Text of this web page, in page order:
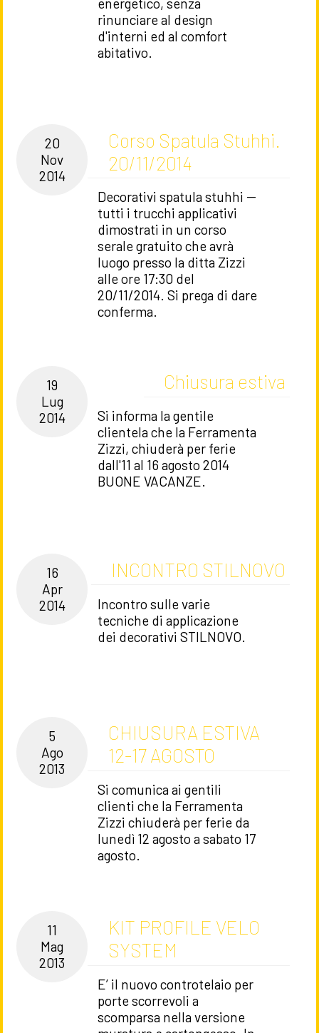
rinunciare al design
d'interni ed al comfort
abitativo.
20
Nov
2014
Corso Spatula Stuhhi.
20/11/2014
Decorativi spatula stuhhi --
tutti i trucchi applicativi
dimostrati in un corso
serale gratuito che avrà
luogo presso la ditta Zizzi
alle ore 17:30 del
20/11/2014. Si prega di dare
conferma.
19
Lug
2014
Chiusura estiva
Si informa la gentile
clientela che la Ferramenta
Zizzi, chiuderà per ferie
dall'11 al 16 agosto 2014
BUONE VACANZE.
16
Apr
2014
INCONTRO STILNOVO
Incontro sulle varie
tecniche di applicazione
dei decorativi STILNOVO.
5
Ago
2013
CHIUSURA ESTIVA
12-17 AGOSTO
Si comunica ai gentili
clienti che la Ferramenta
Zizzi chiuderà per ferie da
lunedì 12 agosto a sabato 17
agosto.
11
Mag
2013
KIT PROFILE VELO
SYSTEM
E’ il nuovo controtelaio per
porte scorrevoli a
scomparsa nella versione